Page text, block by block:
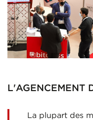
L'AGENCEMENT
La plupart des